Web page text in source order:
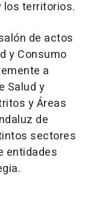
los territorios.
de actos
y Consumo
a
Salud y
y Áreas
de
sectores
entidades